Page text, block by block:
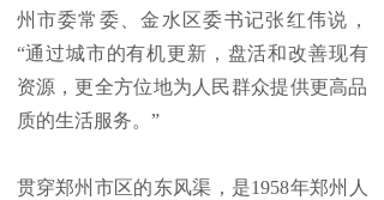
州市委常委、金水区委书记张红伟说，
“通过城市的有机更新，盘活和改善现有
资源，更全方位地为人民群众提供更高品
质的生活服务。”
贯穿郑州市区的东风渠，是1958年郑州人